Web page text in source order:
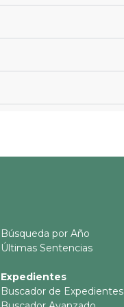
Búsqueda por Año
Últimas Sentencias
Expedientes
Buscador de Expedientes